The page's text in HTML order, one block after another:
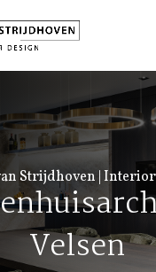
Strijdhoven |
Velsen